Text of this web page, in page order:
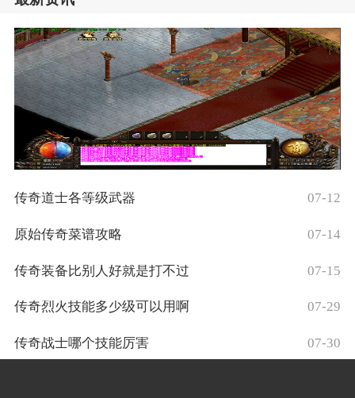
传奇道士各等级武器 07-12
原始传奇菜谱攻略 07-14
传奇装备比别人好就是打不过 07-15
传奇烈火技能多少级可以用啊 07-29
传奇战士哪个技能厉害 07-30